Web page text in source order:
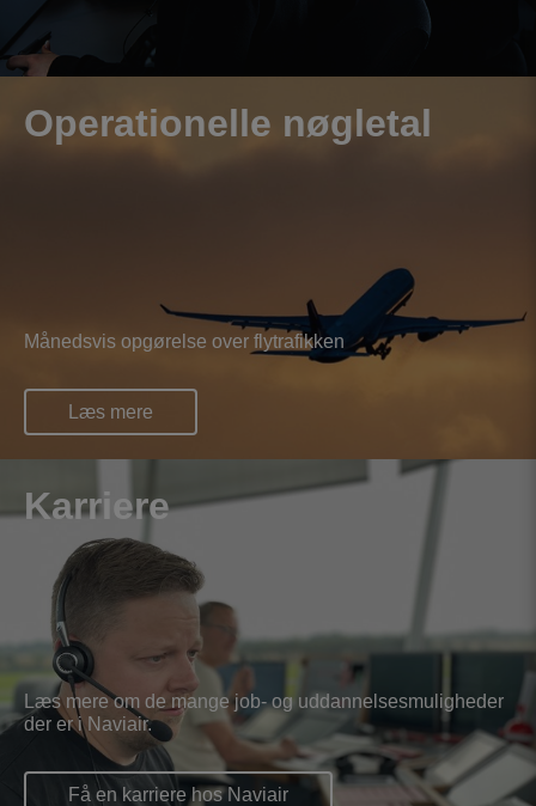
Karriere
Læs mere om de mange job- og uddannelsesmuligheder
der er i Naviair.
Få en karriere hos Naviair
Operationelle nøgletal
Månedsvis opgørelse over flytrafikken
Læs mere